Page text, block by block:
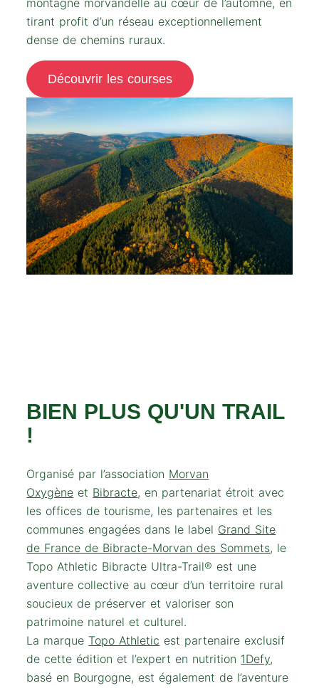
montagne morvandelle au cœur de l’automne, en
tirant profit d’un réseau exceptionnellement
dense de chemins ruraux.
Découvrir les courses
BIEN PLUS QU'UN TRAIL
!
Organisé par l’association Morvan
Oxygène et Bibracte, en partenariat étroit avec
les offices de tourisme, les partenaires et les
communes engagées dans le label Grand Site
de France de Bibracte-Morvan des Sommets, le
Topo Athletic Bibracte Ultra-Trail® est une
aventure collective au cœur d’un territoire rural
soucieux de préserver et valoriser son
patrimoine naturel et culturel.
La marqueTopo Athletic est partenaire exclusif
de cette édition et l’expert en nutrition 1Defy,
basé en Bourgogne, est également de l’aventure